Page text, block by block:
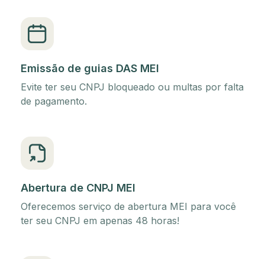
Emissão de guias DAS MEI
Evite ter seu CNPJ bloqueado ou multas por falta
de pagamento.
Abertura de CNPJ MEI
Oferecemos serviço de abertura MEI para você
ter seu CNPJ em apenas 48 horas!